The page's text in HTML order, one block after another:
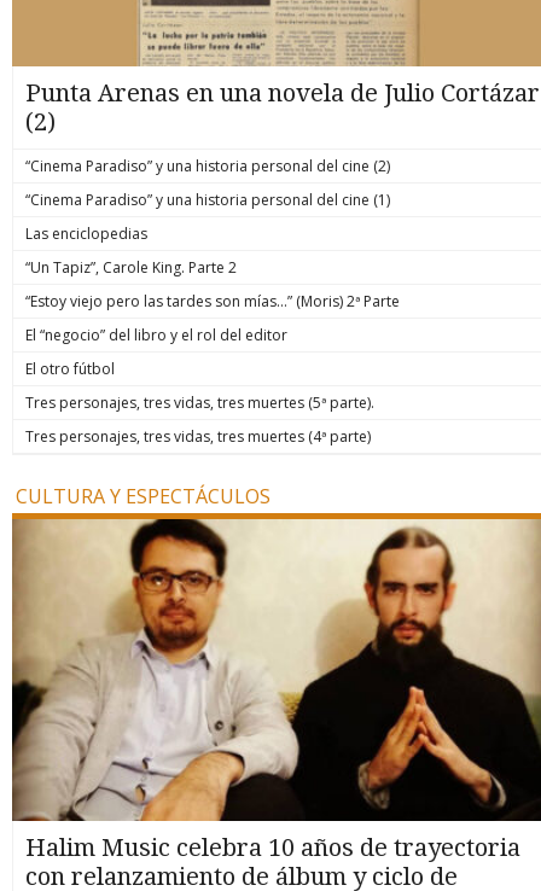
Punta Arenas en una novela de Julio Cortázar
(2)
“Cinema Paradiso” y una historia personal del cine (2)
“Cinema Paradiso” y una historia personal del cine (1)
Las enciclopedias
“Un Tapiz”, Carole King. Parte 2
“Estoy viejo pero las tardes son mías…” (Moris) 2ª Parte
El “negocio” del libro y el rol del editor
El otro fútbol
Tres personajes, tres vidas, tres muertes (5ª parte).
Tres personajes, tres vidas, tres muertes (4ª parte)
CULTURA Y ESPECTÁCULOS
Halim Music celebra 10 años de trayectoria
con relanzamiento de álbum y ciclo de